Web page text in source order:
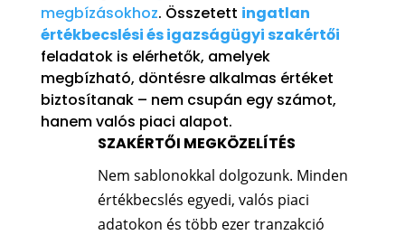
megbízásokhoz. Összetett ingatlan
értékbecslési és igazságügyi szakértői
feladatok is elérhetők, amelyek
megbízható, döntésre alkalmas értéket
biztosítanak – nem csupán egy számot,
hanem valós piaci alapot.
SZAKÉRTŐI MEGKÖZELÍTÉS
Nem sablonokkal dolgozunk. Minden
értékbecslés egyedi, valós piaci
adatokon és több ezer tranzakció